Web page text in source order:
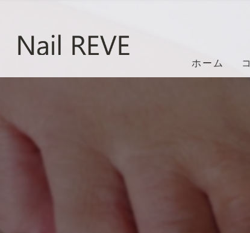
ホーム